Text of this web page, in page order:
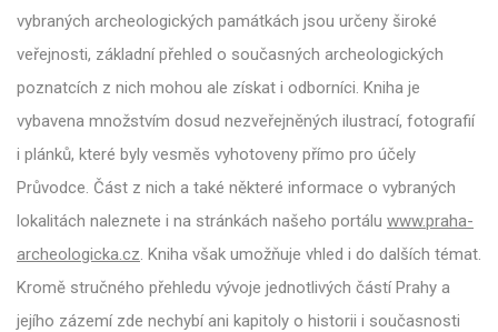
vybraných archeologických památkách jsou určeny široké
veřejnosti, základní přehled o současných archeologických
poznatcích z nich mohou ale získat i odborníci. Kniha je
vybavena množstvím dosud nezveřejněných ilustrací, fotografií
i plánků, které byly vesměs vyhotoveny přímo pro účely
Průvodce. Část z nich a také některé informace o vybraných
lokalitách naleznete i na stránkách našeho portálu www.praha-
archeologicka.cz. Kniha však umožňuje vhled i do dalších témat.
Kromě stručného přehledu vývoje jednotlivých částí Prahy a
jejího zázemí zde nechybí ani kapitoly o historii i současnosti